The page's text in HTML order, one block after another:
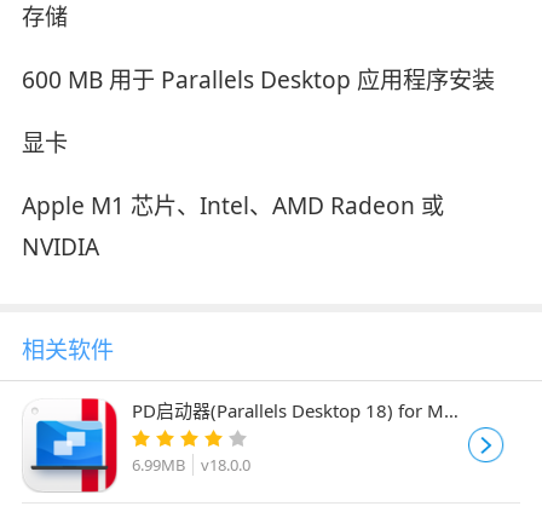
存储
600 MB 用于 Parallels Desktop 应用程序安装
显卡
Apple M1 芯片、Intel、AMD Radeon 或
NVIDIA
相关软件
PD启动器(Parallels Desktop 18) for Mac
Intel/M1 v18.0.0 在线安装无限试用版
6.99MB v18.0.0